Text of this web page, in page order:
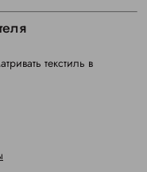
текстиль в